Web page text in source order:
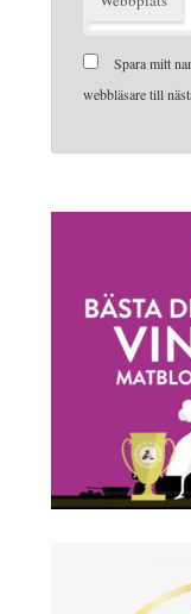
Spara mitt
webbläsare till